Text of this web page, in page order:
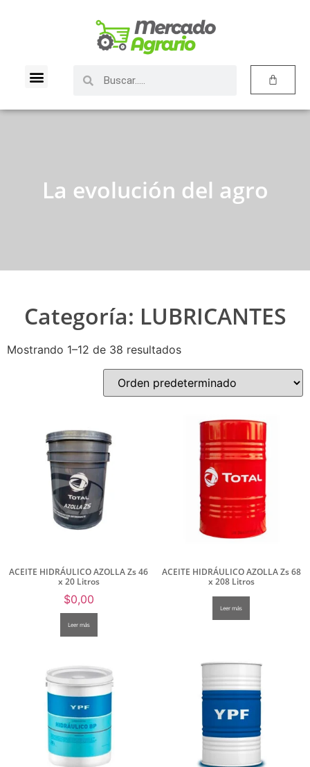
La evolución del agro
Categoría: LUBRICANTES
Mostrando 1–12 de 38 resultados
ACEITE HIDRÁULICO AZOLLA Zs 46
x 20 Litros
$0,00
Leer más
ACEITE HIDRÁULICO AZOLLA Zs 68
x 208 Litros
Leer más